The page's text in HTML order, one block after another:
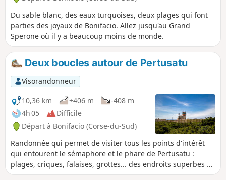
Du sable blanc, des eaux turquoises, deux plages qui font
parties des joyaux de Bonifacio. Allez jusqu'au Grand
Sperone où il y a beaucoup moins de monde.
Deux boucles autour de Pertusatu
Visorandonneur
10,36 km
+406 m
-408 m
4h 05
Difficile
Départ à Bonifacio (Corse-du-Sud)
Randonnée qui permet de visiter tous les points d'intérêt
qui entourent le sémaphore et le phare de Pertusatu :
plages, criques, falaises, grottes... des endroits superbes et
originaux qui longent les falaises.